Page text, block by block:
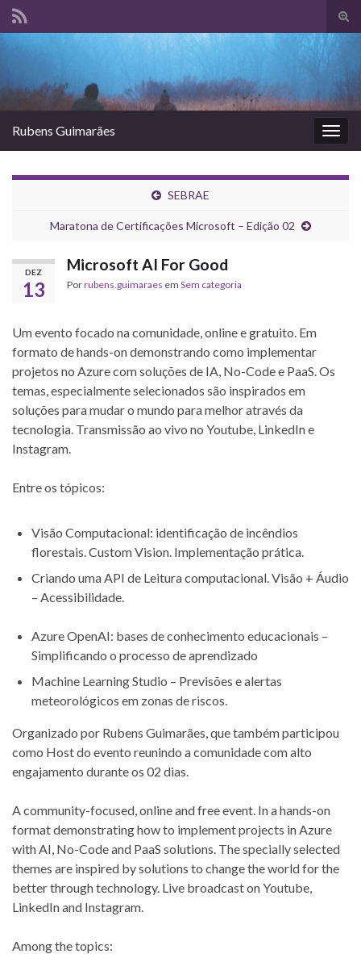
Rubens Guimarães
SEBRAE
Maratona de Certificações Microsoft – Edição 02
DEZ
13
Microsoft AI For Good
Porrubens.guimaraes em Sem categoria
Um evento focado na comunidade, online e gratuito. Em
formato de hands-on demonstrando como implementar
projetos no Azure com soluções de IA, No-Code e PaaS. Os
temas, especialmente selecionados são inspirados em
soluções para mudar o mundo para melhor através da
tecnologia. Transmissão ao vivo no Youtube, LinkedIn e
Instagram.
Entre os tópicos:
Visão Computacional: identificação de incêndios
florestais. Custom Vision. Implementação prática.
Criando uma API de Leitura computacional. Visão + Áudio
– Acessibilidade.
Azure OpenAI: bases de conhecimento educacionais –
Simplificando o processo de aprendizado
Machine Learning Studio – Previsões e alertas
meteorológicos em zonas de riscos.
Organizado por Rubens Guimarães, que também participou
como Host do evento reunindo a comunidade com alto
engajamento durante os 02 dias.
A community-focused, online and free event. In a hands-on
format demonstrating how to implement projects in Azure
with AI, No-Code and PaaS solutions. The specially selected
themes are inspired by solutions to change the world for the
better through technology. Live broadcast on Youtube,
LinkedIn and Instagram.
Among the topics: